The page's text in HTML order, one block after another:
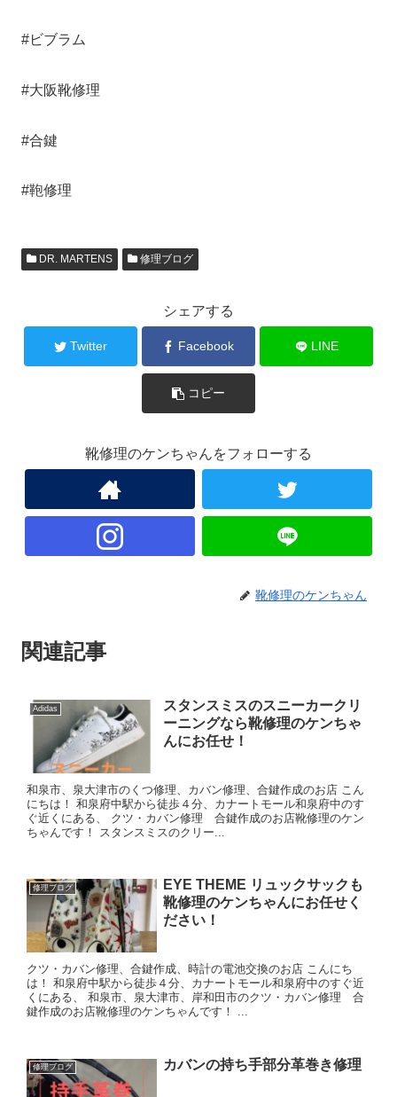
#ビブラム
#大阪靴修理
#合鍵
#鞄修理
DR. MARTENS 修理ブログ
シェアする
Twitter Facebook LINE
コピー
靴修理のケンちゃんをフォローする
靴修理のケンちゃん
関連記事
Adidas
スタンスミスのスニーカークリ
ーニングなら靴修理のケンちゃ
んにお任せ！
和泉市、泉大津市のくつ修理、カバン修理、合鍵作成のお店 こん
にちは！ 和泉府中駅から徒歩４分、カナートモール和泉府中のす
ぐ近くにある、 クツ・カバン修理 合鍵作成のお店靴修理のケン
ちゃんです！ スタンスミスのクリー...
修理ブログ
EYE THEME リュックサックも
靴修理のケンちゃんにお任せく
ださい！
クツ・カバン修理、合鍵作成、時計の電池交換のお店 こんにち
は！ 和泉府中駅から徒歩４分、カナートモール和泉府中のすぐ近
くにある、 和泉市、泉大津市、岸和田市のクツ・カバン修理 合
鍵作成のお店靴修理のケンちゃんです！ ...
修理ブログ カバンの持ち手部分革巻き修理